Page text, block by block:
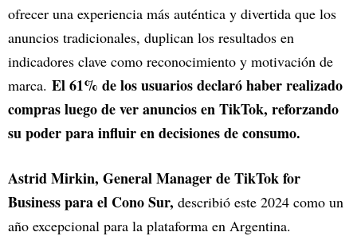
ofrecer una experiencia más auténtica y divertida que los
anuncios tradicionales, duplican los resultados en
indicadores clave como reconocimiento y motivación de
marca. El 61% de los usuarios declaró haber realizado
compras luego de ver anuncios en TikTok, reforzando
su poder para influir en decisiones de consumo.
Astrid Mirkin, General Manager de TikTok for
Business para el Cono Sur, describió este 2024 como un
año excepcional para la plataforma en Argentina.